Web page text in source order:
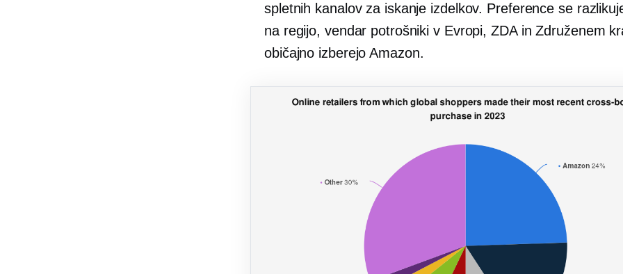
spletnih kanalov za iskanje izdelkov. Preference se
na regijo, vendar potrošniki v Evropi, ZDA in Združenem
običajno izberejo Amazon.